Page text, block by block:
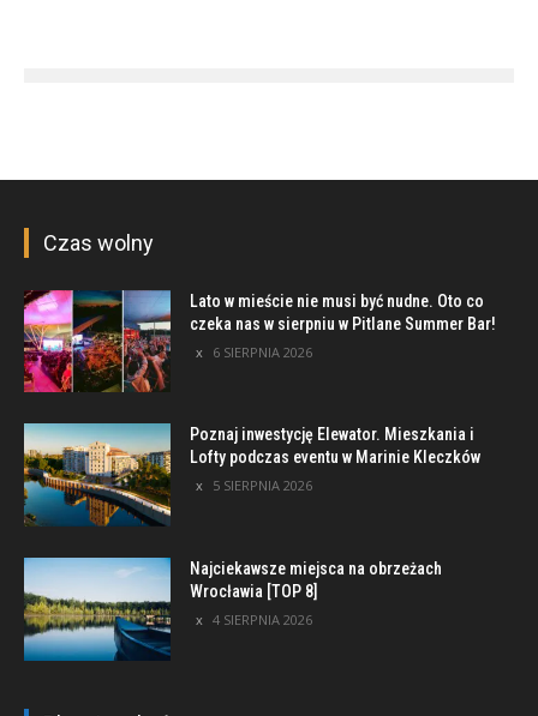
Czas wolny
Lato w mieście nie musi być nudne. Oto co
czeka nas w sierpniu w Pitlane Summer Bar!
6 SIERPNIA 2026
Poznaj inwestycję Elewator. Mieszkania i
Lofty podczas eventu w Marinie Kleczków
5 SIERPNIA 2026
Najciekawsze miejsca na obrzeżach
Wrocławia [TOP 8]
4 SIERPNIA 2026